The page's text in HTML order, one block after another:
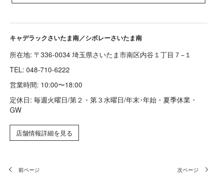
キャデラックさいたま南／シボレーさいたま南
所在地: 〒336-0034 埼玉県さいたま市南区内谷１丁目７−１
TEL: 048-710-6222
営業時間: 10:00〜18:00
定休日: 毎週火曜日/第２・第３水曜日/年末･年始・夏季休業・
GW
店舗情報詳細を見る
前ページ 次ページ